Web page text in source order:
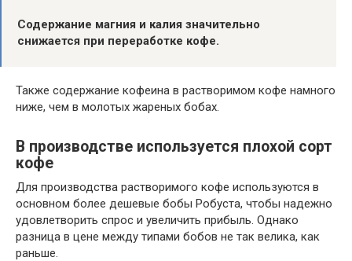
Содержание магния и калия значительно
снижается при переработке кофе.
Также содержание кофеина в растворимом кофе намного
ниже, чем в молотых жареных бобах.
В производстве используется плохой сорт
кофе
Для производства растворимого кофе используются в
основном более дешевые бобы Робуста, чтобы надежно
удовлетворить спрос и увеличить прибыль. Однако
разница в цене между типами бобов не так велика, как
раньше.